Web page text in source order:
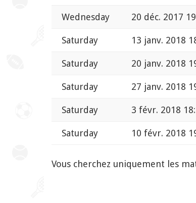
Wednesday 20 déc. 2017
Saturday 13 janv. 2018
Saturday 20 janv. 2018
Saturday 27 janv. 2018
Saturday 3 févr. 2018
Saturday 10 févr. 2018
Vous cherchez uniquement les